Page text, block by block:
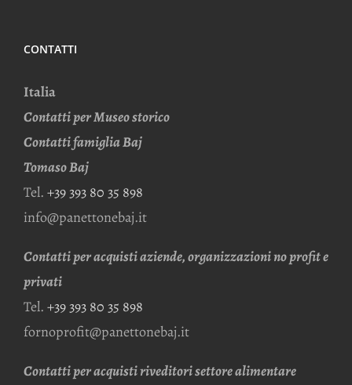
CONTATTI
Italia
Contatti per Museo storico
Contatti famiglia Baj
Tomaso Baj
Tel. +39 393 80 35 898
info@panettonebaj.it
Contatti per acquisti aziende, organizzazioni no profit e
privati
Tel. +39 393 80 35 898
fornoprofit@panettonebaj.it
Contatti per acquisti riveditori settore alimentare